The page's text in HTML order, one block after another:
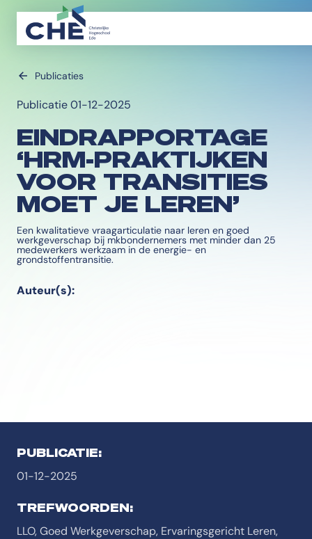
Publicaties
Publicatie 01-12-2025
EINDRAPPORTAGE
‘HRM-PRAKTIJKEN
VOOR TRANSITIES
MOET JE LEREN’
Een kwalitatieve vraagarticulatie naar leren en goed
werkgeverschap bij mkbondernemers met minder dan 25
medewerkers werkzaam in de energie- en
grondstoffentransitie.
Auteur(s):
PUBLICATIE:
01-12-2025
TREFWOORDEN:
LLO, Goed Werkgeverschap, Ervaringsgericht Leren,